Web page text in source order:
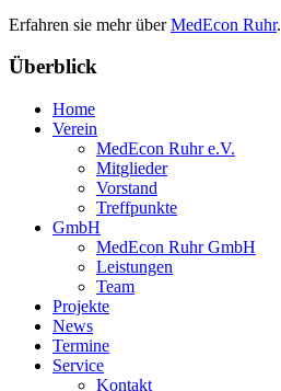
Erfahren sie mehr überMedEcon Ruhr.
Überblick
Home
Verein
MedEcon Ruhr e.V.
Mitglieder
Vorstand
Treffpunkte
GmbH
MedEcon Ruhr GmbH
Leistungen
Team
Projekte
News
Termine
Service
Kontakt